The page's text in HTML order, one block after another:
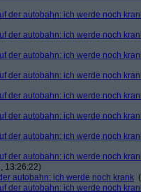
der autobahn: ich werde noch
der autobahn: ich werde noch
der autobahn: ich werde noch
der autobahn: ich werde noch
der autobahn: ich werde noch
der autobahn: ich werde noch
der autobahn: ich werde noch
der autobahn: ich werde noch
13:26:22)
autobahn: ich werde noch krank (
der autobahn: ich werde noch